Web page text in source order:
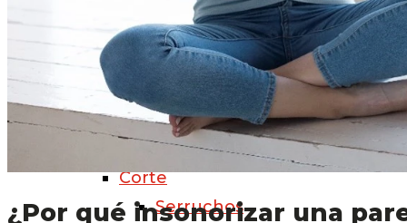
Cerdà (Valencia)
Tabiques yeso laminado
Perfiles para tabiques
Casonetos puertas correderas
Accesorios para tabiques
Tornillos para tabiques
FERRETERÍA
Herramientas manuales
Corte
Serruchos
¿Por qué insonorizar una